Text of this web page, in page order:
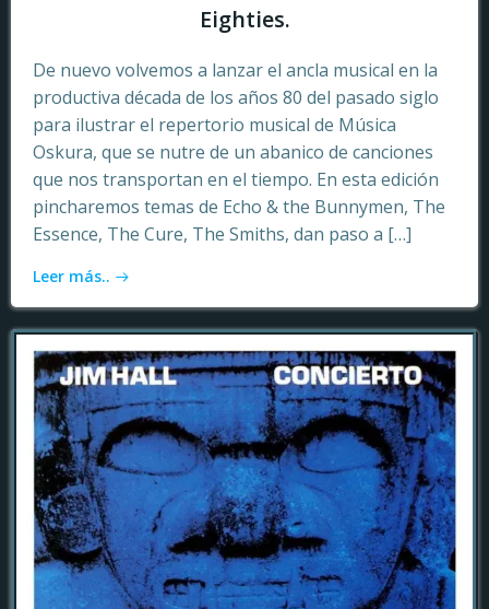
Eighties.
De nuevo volvemos a lanzar el ancla musical en la
productiva década de los años 80 del pasado siglo
para ilustrar el repertorio musical de Música
Oskura, que se nutre de un abanico de canciones
que nos transportan en el tiempo. En esta edición
pincharemos temas de Echo & the Bunnymen, The
Essence, The Cure, The Smiths, dan paso a […]
Leer más..